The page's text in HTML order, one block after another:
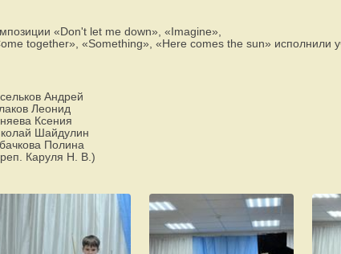
«Don't let me down», «Imagine»,
together», «Something», «Here comes the sun» исполнили
Андрей
Леонид
Ксения
Шайдулин
Полина
Каруля Н. В.)